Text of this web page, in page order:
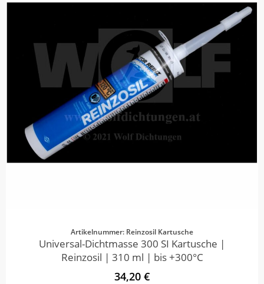
Artikelnummer: Reinzosil Kartusche
Universal-Dichtmasse 300 SI Kartusche |
Reinzosil | 310 ml | bis +300°C
34,20 €